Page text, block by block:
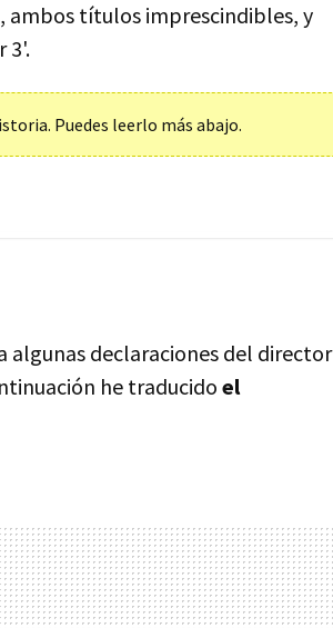
ambos títulos imprescindibles, y
3'.
Puedes leerlo más abajo.
algunas declaraciones del director
he traducido el